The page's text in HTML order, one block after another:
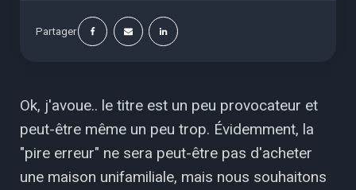
Partager
Ok, j'avoue.. le titre est un peu provocateur et
peut-être même un peu trop. Évidemment, la
"pire erreur" ne sera peut-être pas d'acheter
une maison unifamiliale, mais nous souhaitons